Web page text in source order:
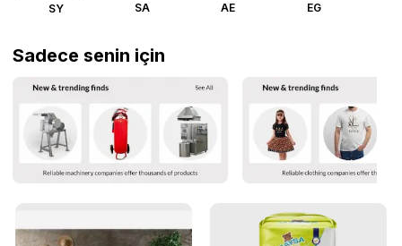
SY SA AE EG
Sadece senin için